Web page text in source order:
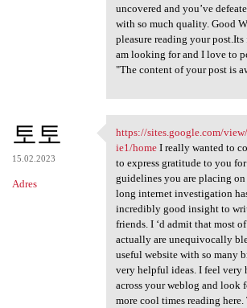
uncovered and you’ve
with so much quality. Good
pleasure reading your
am looking for and I love to
"The content of your post is
토토
15.02.2023
Adres
https://
https://sites.google.com/
ie1/homeI really wanted to
to express gratitude to you
guidelines you are placing
long internet investigation
incredibly good insight to
friends. I ‘d admit that most
actually are unequivocally
useful website with so many
very helpful ideas. I feel very
across your weblog and look
more cool times reading here.